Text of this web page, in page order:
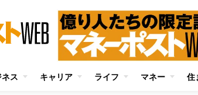
ネス キャリア ライフ マネー 住